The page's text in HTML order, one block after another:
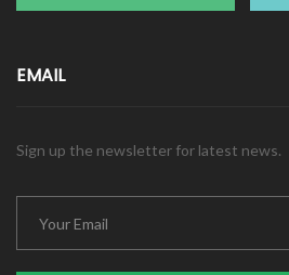
EMAIL
Sign up the newsletter for latest news.